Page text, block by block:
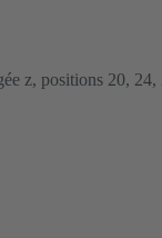
z, positions 20,